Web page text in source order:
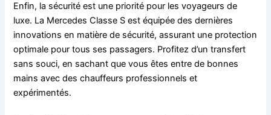
Enfin, la sécurité est une priorité pour les voyageurs de
luxe. La Mercedes Classe S est équipée des dernières
innovations en matière de sécurité, assurant une protection
optimale pour tous ses passagers. Profitez d’un transfert
sans souci, en sachant que vous êtes entre de bonnes
mains avec des chauffeurs professionnels et
expérimentés.